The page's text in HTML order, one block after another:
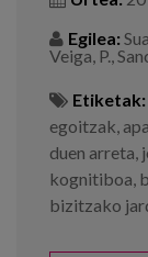
Egilea:
Veiga, P.,
Etiketak:
egoitzak,
duen arreta,
kognitiboa,
bizitzako